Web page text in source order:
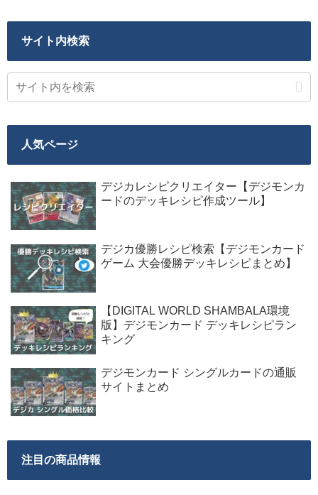
サイト内検索
人気ページ
デジカレシピクリエイター【デジモンカ
ードのデッキレシピ作成ツール】
デジカ優勝レシピ検索【デジモンカード
ゲーム 大会優勝デッキレシピまとめ】
【DIGITAL WORLD SHAMBALA環境
版】デジモンカード デッキレシピラン
キング
デジモンカード シングルカードの通販
サイトまとめ
注目の商品情報